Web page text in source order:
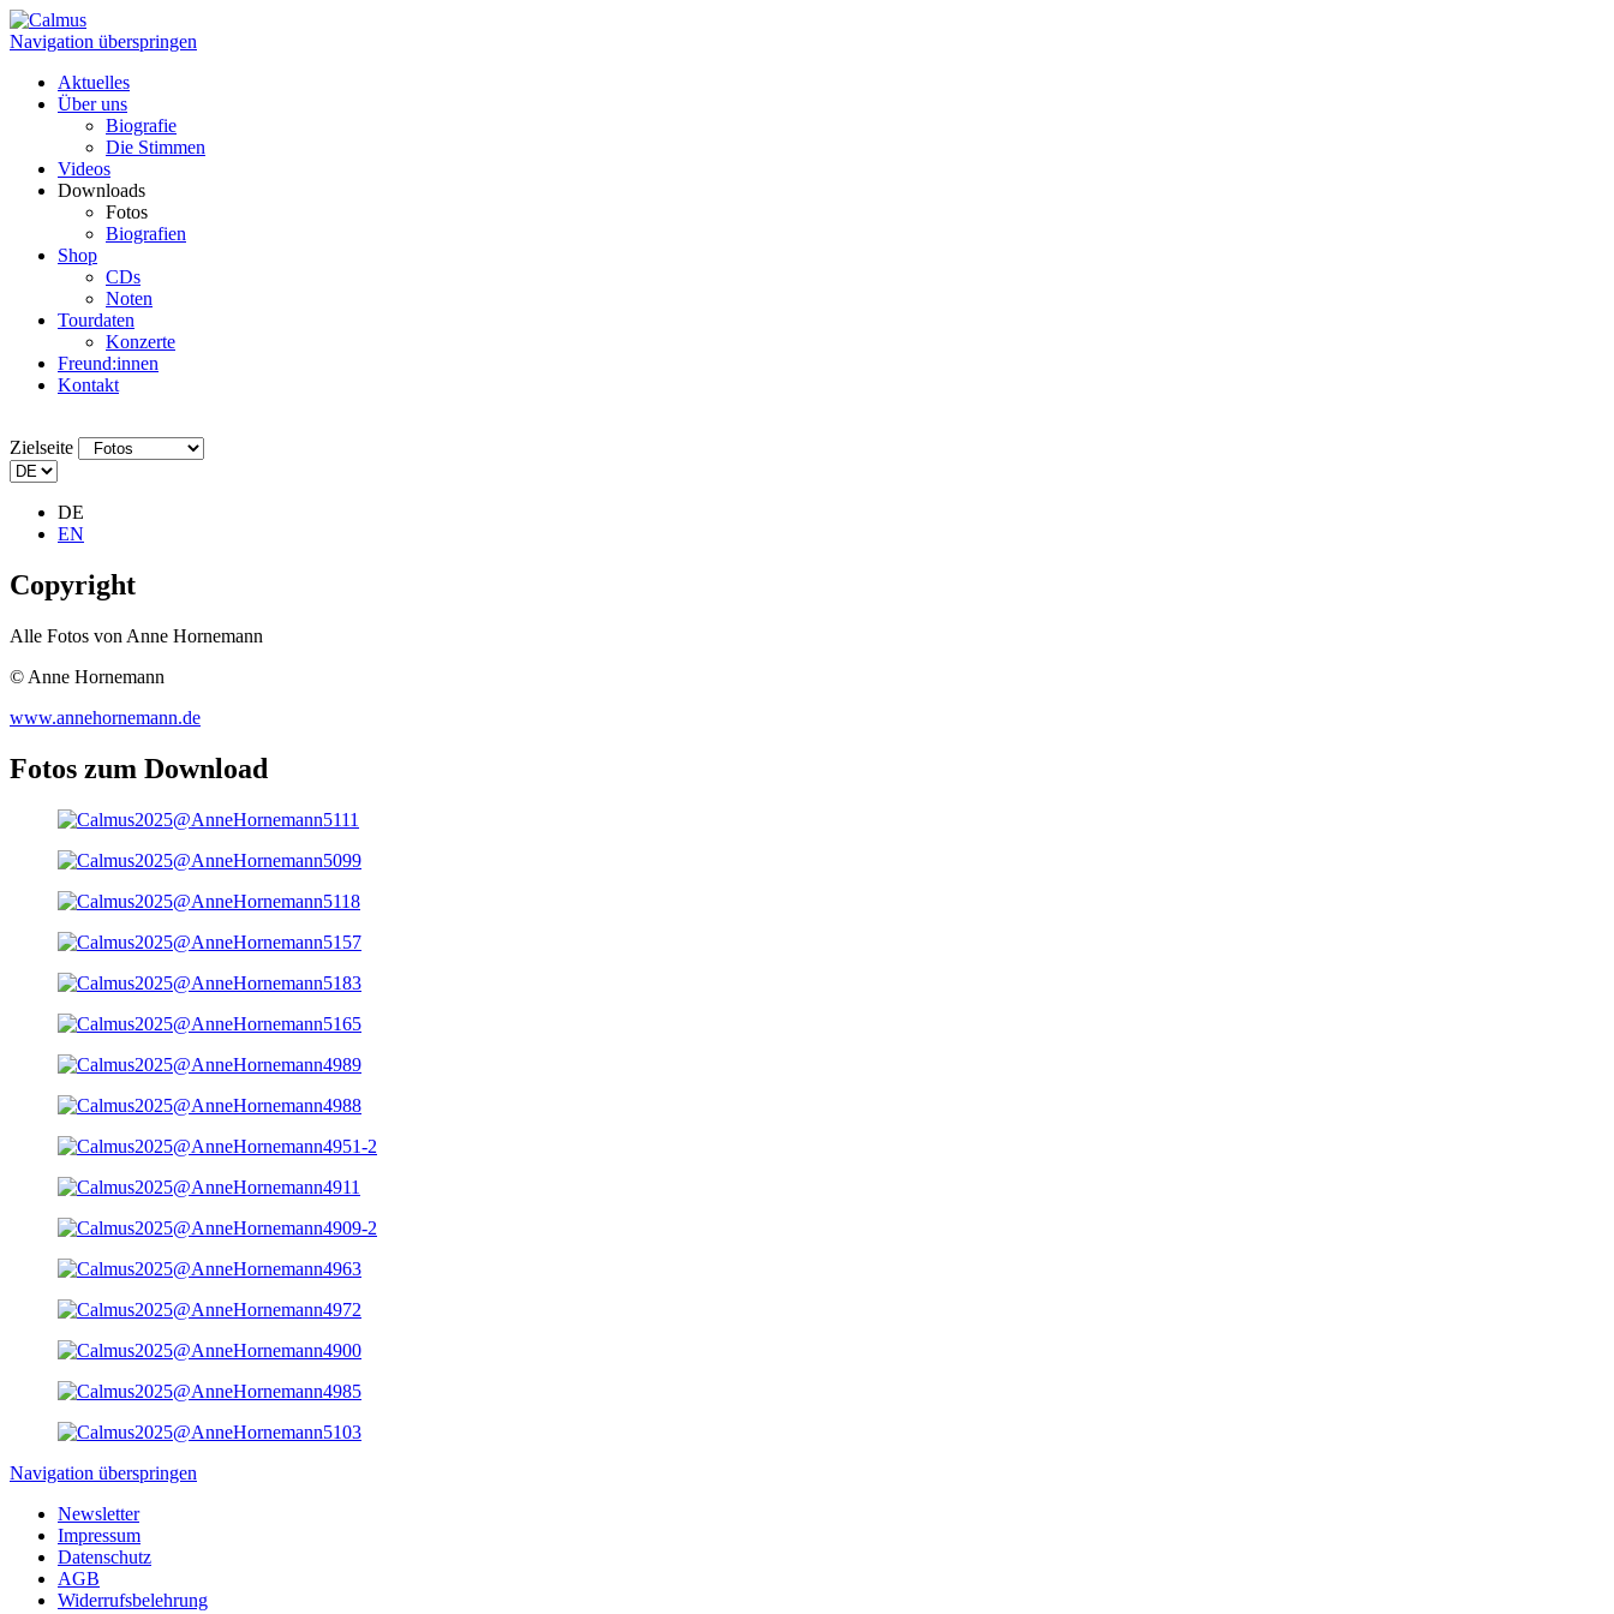
Navigation überspringen
Aktuelles
Über uns
Biografie
Die Stimmen
Videos
Downloads
Fotos
Biografien
Shop
CDs
Noten
Tourdaten
Konzerte
Freund:innen
Kontakt
Zielseite
DE
EN
Copyright
Alle Fotos von Anne Hornemann
© Anne Hornemann
www.annehornemann.de
Fotos zum Download
Navigation überspringen
Newsletter
Impressum
Datenschutz
AGB
Widerrufsbelehrung